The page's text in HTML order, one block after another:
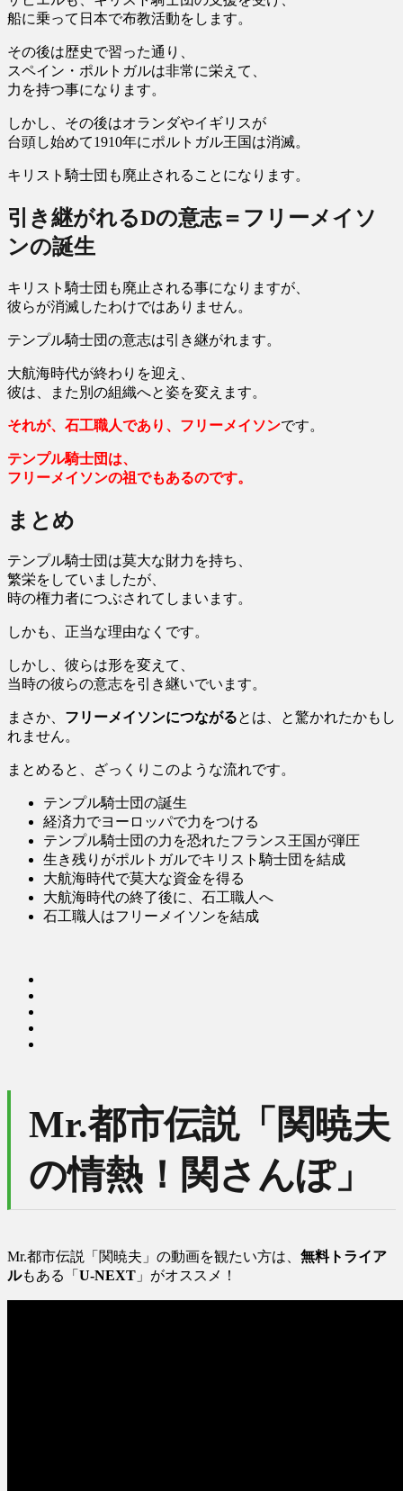
船に乗って日本で布教活動をします。
その後は歴史で習った通り、
スペイン・ポルトガルは非常に栄えて、
力を持つ事になります。
しかし、その後はオランダやイギリスが
台頭し始めて1910年にポルトガル王国は消滅。
キリスト騎士団も廃止されることになります。
引き継がれるDの意志＝フリーメイソ
ンの誕生
キリスト騎士団も廃止される事になりますが、
彼らが消滅したわけではありません。
テンプル騎士団の意志は引き継がれます。
大航海時代が終わりを迎え、
彼は、また別の組織へと姿を変えます。
それが、石工職人であり、 フリーメイソンです。
テンプル騎士団は、
フリーメイソンの祖でもあるのです。
まとめ
テンプル騎士団は莫大な財力を持ち、
繁栄をしていましたが、
時の権力者につぶされてしまいます。
しかも、正当な理由なくです。
しかし、彼らは形を変えて、
当時の彼らの意志を引き継いでいます。
まさか、 フリーメイソンにつながるとは、と驚かれたかもし
れません。
まとめると、ざっくりこのような流れです。
テンプル騎士団の誕生
経済力でヨーロッパで力をつける
テンプル騎士団の力を恐れたフランス王国が弾圧
生き残りがポルトガルでキリスト騎士団を結成
大航海時代で莫大な資金を得る
大航海時代の終了後に、石工職人へ
石工職人はフリーメイソンを結成
Mr.都市伝説「関暁夫
の情熱！関さんぽ」
Mr.都市伝説「関暁夫」の動画を観たい方は、 無料トライア
ルもある「 U-NEXT 」がオススメ！